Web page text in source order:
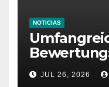
NOTICIAS
dieses
JUL 26, 2026